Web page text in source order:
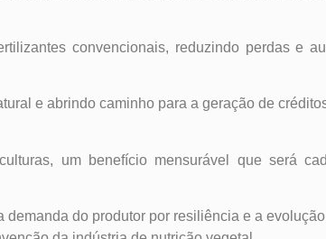
convencionais, reduzindo perdas e
e abrindo caminho para a geração de
um benefício mensurável que será
do produtor por resiliência e a